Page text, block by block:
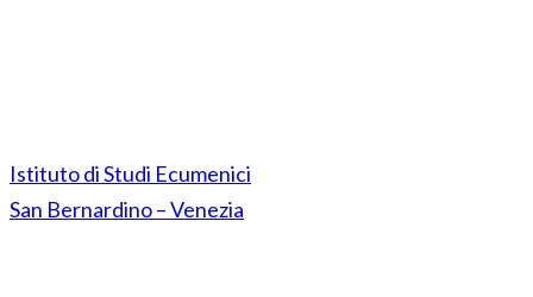
Istituto di Studi Ecumenici
San Bernardino – Venezia